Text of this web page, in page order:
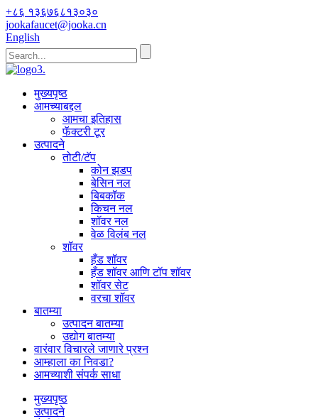
+८६ १३६७६८१३०३०
jookafaucet@jooka.cn
English
मुख्यपृष्ठ
आमच्याबद्दल
आमचा इतिहास
फॅक्टरी टूर
उत्पादने
तोटी/टॅप
कोन झडप
बेसिन नल
बिबकॉक
किचन नल
शॉवर नल
वेळ विलंब नल
शॉवर
हँड शॉवर
हँड शॉवर आणि टॉप शॉवर
शॉवर सेट
वरचा शॉवर
बातम्या
उत्पादन बातम्या
उद्योग बातम्या
वारंवार विचारले जाणारे प्रश्न
आम्हाला का निवडा?
आमच्याशी संपर्क साधा
मुख्यपृष्ठ
उत्पादने